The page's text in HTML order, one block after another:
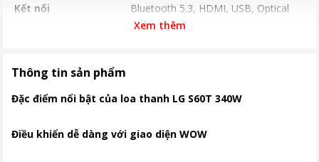
Kết nối
Bluetooth 5.3, HDMI, USB, Optical
Điều khiển bằng điện thoại
trầm)
Nơi sản xuất
Trung Quốc
Xem thêm
Thông tin sản phẩm
Đặc điểm nổi bật của loa thanh LG S60T 340W
Điều khiển dễ dàng với giao diện WOW